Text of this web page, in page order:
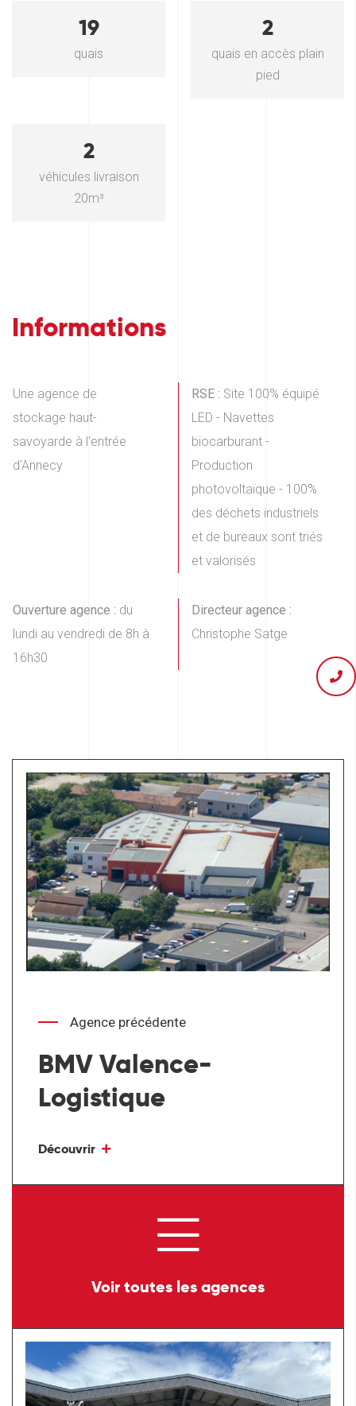
19
quais
2
quais en accès plain
pied
2
véhicules livraison
20m³
Informations
Une agence de
stockage haut-
savoyarde à l'entrée
d'Annecy
RSE : Site 100% équipé
LED - Navettes
biocarburant -
Production
photovoltaïque - 100%
des déchets industriels
et de bureaux sont triés
et valorisés
Ouverture agence : du
lundi au vendredi de 8h à
16h30
Directeur agence :
Christophe Satge
Agence précédente
BMV Valence-
Logistique
Découvrir
Voir toutes les agences